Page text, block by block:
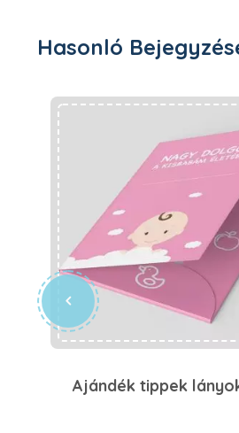
Hasonló
Ajándék tippek